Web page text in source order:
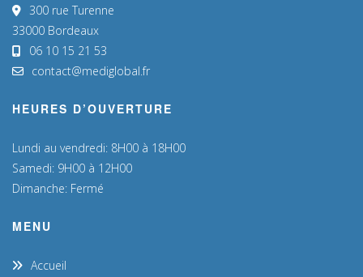
300 rue Turenne
33000 Bordeaux
06 10 15 21 53
contact@mediglobal.fr
HEURES D’OUVERTURE
Lundi au vendredi: 8H00 à 18H00
Samedi: 9H00 à 12H00
Dimanche: Fermé
MENU
Accueil